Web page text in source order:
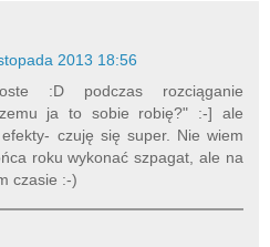
2013 18:56
:D podczas rozciąganie
ja to sobie robię?" :-] ale
czuję się super. Nie wiem
roku wykonać szpagat, ale na
czasie :-)